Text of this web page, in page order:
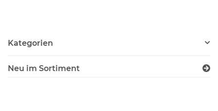
Kategorien
Neu im Sortiment